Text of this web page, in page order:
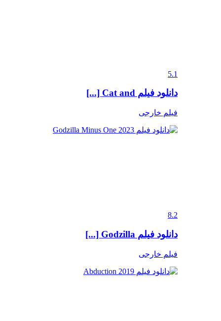
5.1
دانلود فیلم Cat and [...]
فیلم خارجی
8.2
دانلود فیلم Godzilla [...]
فیلم خارجی